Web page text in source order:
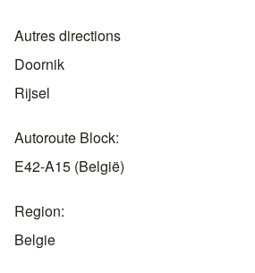
Autres directions
Doornik
Rijsel
Autoroute Block
E42-A15 (België)
Region
Belgie